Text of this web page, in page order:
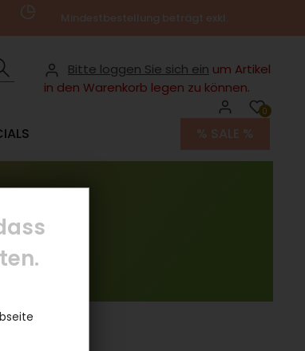
Mindestbestellung beträgt exkl.
Bitte loggen Sie sich ein um Artikel
in den Warenkorb legen zu können.
0
% SALE %